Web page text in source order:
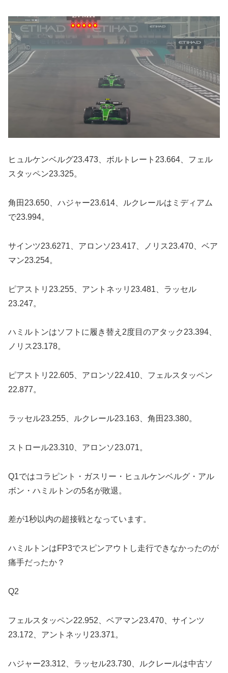
ヒュルケンベルグ23.473、ボルトレート23.664、フェル
スタッペン23.325。
角田23.650、ハジャー23.614、ルクレールはミディアム
で23.994。
サインツ23.6271、アロンソ23.417、ノリス23.470、ベア
マン23.254。
ピアストリ23.255、アントネッリ23.481、ラッセル
23.247。
ハミルトンはソフトに履き替え2度目のアタック23.394、
ノリス23.178。
ピアストリ22.605、アロンソ22.410、フェルスタッペン
22.877。
ラッセル23.255、ルクレール23.163、角田23.380。
ストロール23.310、アロンソ23.071。
Q1ではコラピント・ガスリー・ヒュルケンベルグ・アル
ボン・ハミルトンの5名が敗退。
差が1秒以内の超接戦となっています。
ハミルトンはFP3でスピンアウトし走行できなかったのが
痛手だったか？
Q2
フェルスタッペン22.952、ベアマン23.470、サインツ
23.172、アントネッリ23.371。
ハジャー23.312、ラッセル23.730、ルクレールは中古ソ